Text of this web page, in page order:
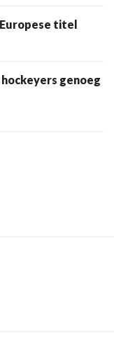
titel
genoeg